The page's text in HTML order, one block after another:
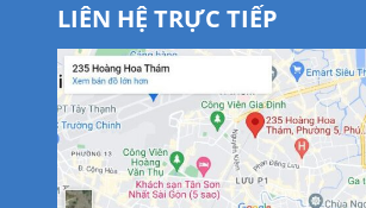
LIÊN HỆ TRỰC TIẾP